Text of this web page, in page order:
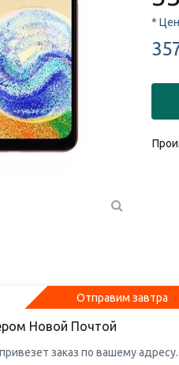
*
Отправим завтра
Новой Почтой
заказ по вашему адресу.